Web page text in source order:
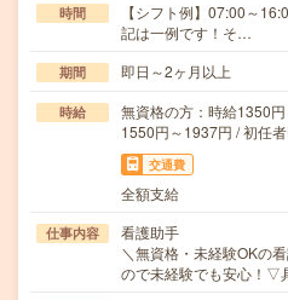
時間
【シフト例】07:00～
記は一例です！そ…
期間 即日～2ヶ月以上
時給
無資格の方：時給1350
1550円～1937円 / 初任
交通費
全額支給
仕事内容
看護助手
＼無資格・未経験OKの
ので未経験でも安心！